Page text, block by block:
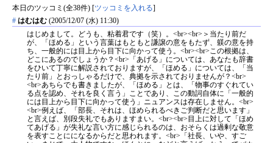
本日のツッコミ(全38件) [ツッコミを入れる]
# はむはむ (2005/12/07 (水) 11:30)
はじめまして。どうも、粘着君です（笑）。<br><br>＞当たり前だ
が、「ほめる」という言葉はもともと謙譲の意をもたず、躾の意を持
ち、一般的には目上から目下に向かって使う。<br><br>この根拠は、
どこにあるのでしょうか？<br>「あげる」については、あなたも辞書
をひいて丁寧に解説されておりますが、「ほめる」については、「当
たり前」とおっしゃるだけで、典拠を示されておりませんが？<br>
<br>あちらでも書きましたが、「ほめる」とは、「物事のすぐれてい
る点を認め、それを良く言う」ことであり、この動詞自体に「一般的
には目上から目下に向かって使う」ニュアンスは存在しません。<br>
<br>例えば、「部長、それは、ほめられるべきご判断だと思います」
と言えば、別段失礼でもありますまい。<br><br>目上に対して「ほめ
てあげる」が失礼な言い方に感じられるのは、おそらくは過剰な敬意
を表すことにになるからだと思われます。<br>「社長、いや、すご